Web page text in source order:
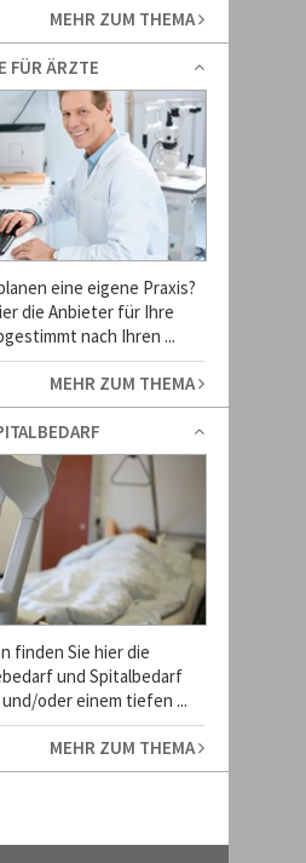
MEHR ZUM THEMA
FÜR ÄRZTE
eine eigene Praxis?
die Anbieter für Ihre
nach Ihren ...
MEHR ZUM THEMA
finden Sie hier die
und Spitalbedarf
oder einem tiefen ...
MEHR ZUM THEMA